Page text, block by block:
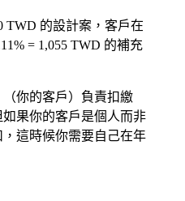
TWD 的設計案，客戶在
= 1,055 TWD 的補充
你的客戶）負責扣繳
果你的客戶是個人而非
這時候你需要自己在年